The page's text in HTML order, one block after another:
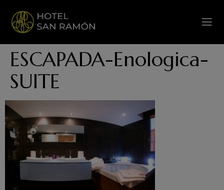
ESCAPADA-Enologica-
SUITE